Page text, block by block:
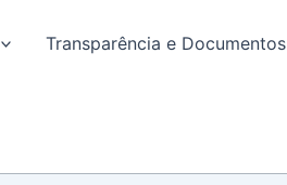
Transparência e Documentos